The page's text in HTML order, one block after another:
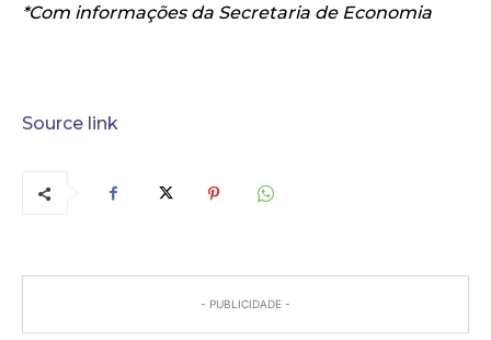
*Com informações da Secretaria de Economia
Source link
- PUBLICIDADE -